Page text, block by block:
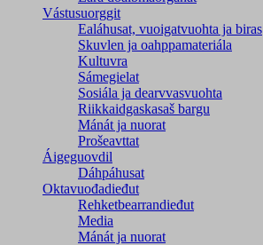
Vástusuorggit
Ealáhusat, vuoigatvuohta ja biras
Skuvlen ja oahppamateriála
Kultuvra
Sámegielat
Sosiála ja dearvvasvuohta
Riikkaidgaskasaš bargu
Mánát ja nuorat
Prošeavttat
Áigeguovdil
Dáhpáhusat
Oktavuođadieđut
Rehketbearrandieđut
Media
Mánát ja nuorat